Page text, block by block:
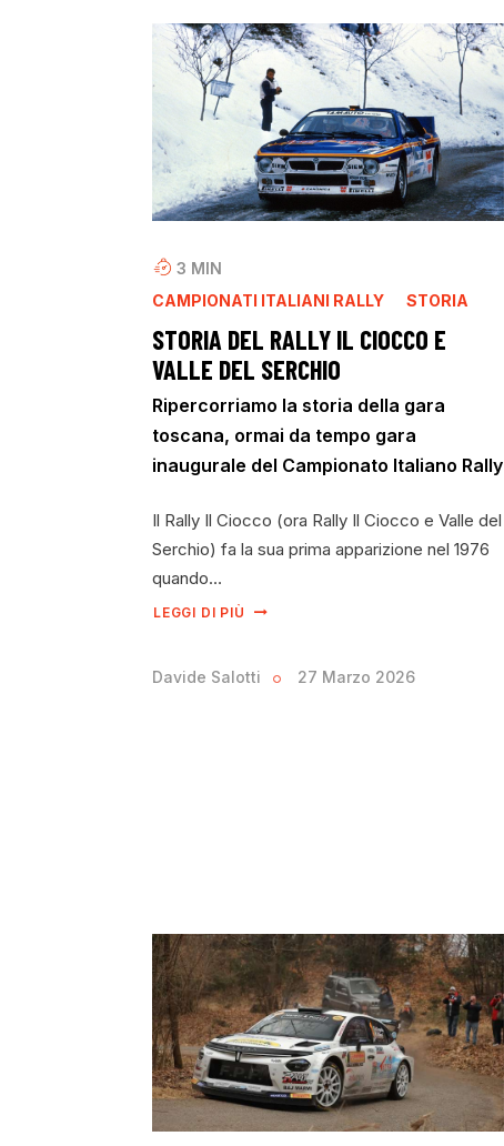
3 MIN
CAMPIONATI ITALIANI RALLY
STORIA
STORIA DEL RALLY IL CIOCCO E
VALLE DEL SERCHIO
Ripercorriamo la storia della gara
toscana, ormai da tempo gara
inaugurale del Campionato Italiano Rally
Il Rally Il Ciocco (ora Rally Il Ciocco e Valle del
Serchio) fa la sua prima apparizione nel 1976
quando…
LEGGI DI PIÙ
Davide Salotti 27 Marzo 2026